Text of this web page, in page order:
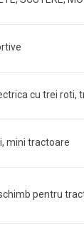
cu trei roti,
mini tractoare
pentru